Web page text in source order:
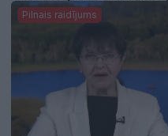
Pilnais raidījums